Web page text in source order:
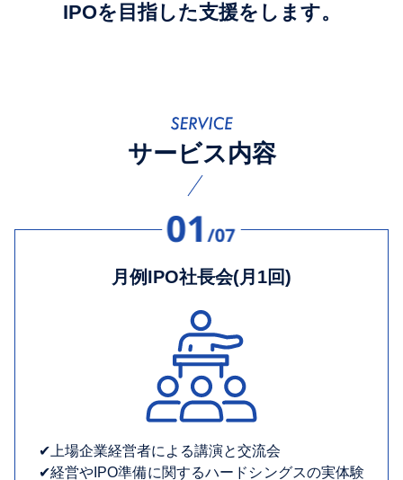
IPOを目指した支援をします。
サービス内容
月例IPO社長会(月1回)
✔︎上場企業経営者による講演と交流会
✔︎経営やIPO準備に関するハードシングスの実体験